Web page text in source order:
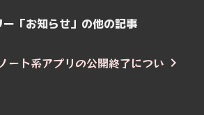
ー「お知らせ」の他の記事
ト系アプリの公開終了につい